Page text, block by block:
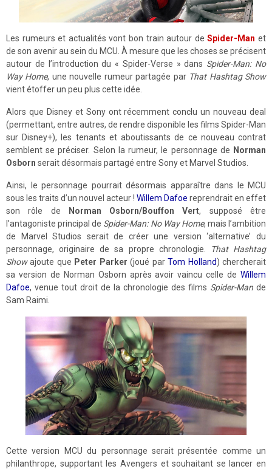
Les rumeurs et actualités vont bon train autour deSpider-Man et
de son avenir au sein du MCU. À mesure que les choses se précisent
autour de l’introduction du « Spider-Verse » dans Spider-Man: No
Way Home, une nouvelle rumeur partagée par That Hashtag Show
vient étoffer un peu plus cette idée.
Alors que Disney et Sony ont récemment conclu un nouveau deal
(permettant, entre autres, de rendre disponible les films Spider-Man
sur Disney+), les tenants et aboutissants de ce nouveau contrat
semblent se préciser. Selon la rumeur, le personnage de Norman
Osborn serait désormais partagé entre Sony et Marvel Studios.
Ainsi, le personnage pourrait désormais apparaître dans le MCU
sous les traits d’un nouvel acteur ! Willem Dafoe reprendrait en effet
son rôle de
Norman Osborn/Bouffon Vert, supposé être
l’antagoniste principal de Spider-Man: No Way Home, mais l’ambition
de Marvel Studios serait de créer une version ‘alternative’ du
personnage, originaire de sa propre chronologie.
That Hashtag
Showajoute que Peter Parker (joué parTom Holland) chercherait
sa version de Norman Osborn après avoir vaincu celle de Willem
Dafoe, venue tout droit de la chronologie des films Spider-Man de
Sam Raimi.
Cette version MCU du personnage serait présentée comme un
philanthrope, supportant les Avengers et souhaitant se lancer en